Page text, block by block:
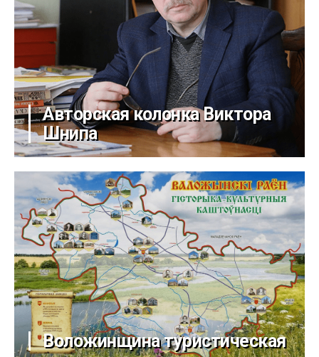
Авторская колонка Виктора
Шнипа
Воложинщина туристическая